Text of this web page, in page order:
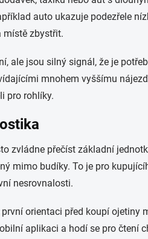
auto ukazuje podezřele
místě zbystřit.
ale jsou silný signál, že je
mnohem vyššímu
pro rohlíky.
zvládne přečíst základní
mimo budíky. To je pro
nesrovnalosti.
orientaci před koupí ojetiny
aplikaci a hodí se pro čtení